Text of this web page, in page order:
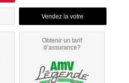
Obtenir un tarif
d’assurance?